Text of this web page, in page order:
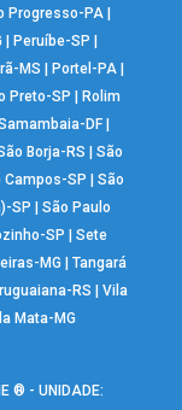
Progresso-PA
Peruíbe-SP
MS Portel-PA|
Preto-SP
Rolim
DF
Borja-RS
São
Campos-SP
São
SP
São Paulo
SP
Sete
MG |Tangará
RS
Vila
Mata-MG
® - UNIDADE: